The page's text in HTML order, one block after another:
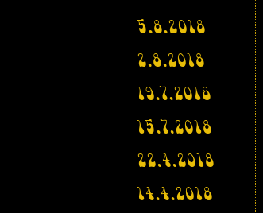
5.8.2018
2.8.2018
19.7.2018
15.7.2018
22.4.2018
14.4.2018